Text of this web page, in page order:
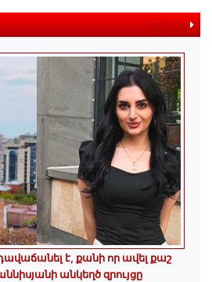
ավելին
է, քանի որ ավել քաշ
անկեղծ զրույցը